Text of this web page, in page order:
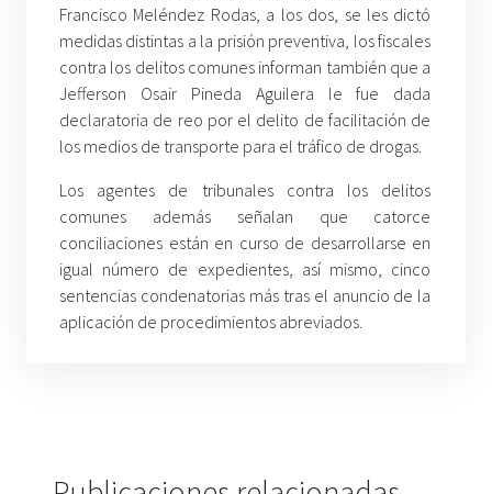
Francisco Meléndez Rodas, a los dos, se les dictó
medidas distintas a la prisión preventiva, los fiscales
contra los delitos comunes informan también que a
Jefferson Osair Pineda Aguilera le fue dada
declaratoria de reo por el delito de facilitación de
los medios de transporte para el tráfico de drogas.
Los agentes de tribunales contra los delitos
comunes además señalan que catorce
conciliaciones están en curso de desarrollarse en
igual número de expedientes, así mismo, cinco
sentencias condenatorias más tras el anuncio de la
aplicación de procedimientos abreviados.